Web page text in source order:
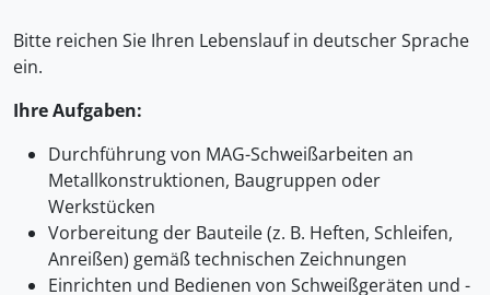
Bitte reichen Sie Ihren Lebenslauf in deutscher Sprache
ein.
Ihre Aufgaben:
Durchführung von MAG-Schweißarbeiten an
Metallkonstruktionen, Baugruppen oder
Werkstücken
Vorbereitung der Bauteile (z. B. Heften, Schleifen,
Anreißen) gemäß technischen Zeichnungen
Einrichten und Bedienen von Schweißgeräten und -